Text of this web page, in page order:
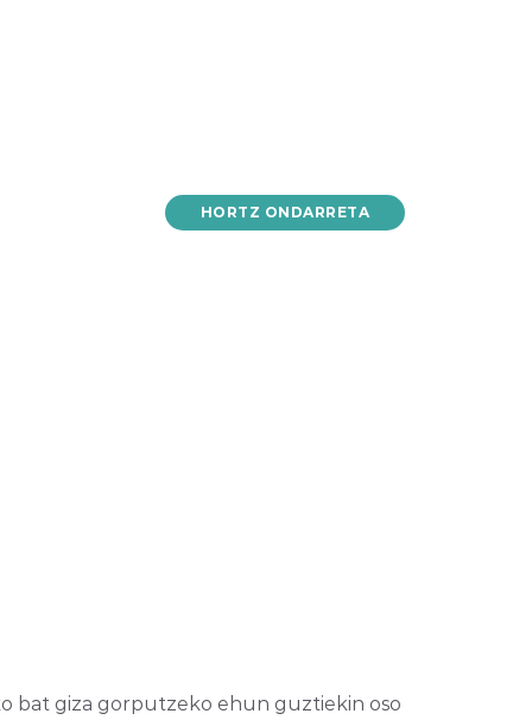
HORTZ ONDARRETA
bat giza gorputzeko ehun guztiekin oso